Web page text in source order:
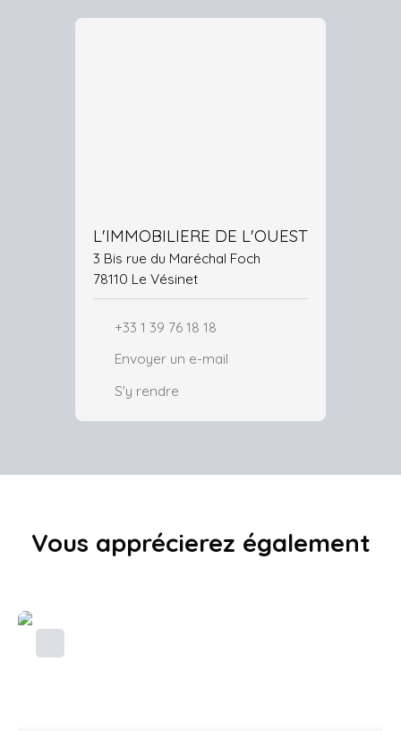
L'IMMOBILIERE DE L'OUEST
3 Bis rue du Maréchal Foch
78110 Le Vésinet
+33 1 39 76 18 18
Envoyer un e-mail
S'y rendre
Vous apprécierez également